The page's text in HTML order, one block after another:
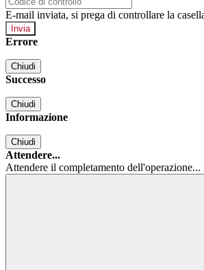
E-mail inviata, si prega di controllare la
Errore
Chiudi
Successo
Chiudi
Informazione
Chiudi
Attendere...
Attendere il completamento dell'operazione...